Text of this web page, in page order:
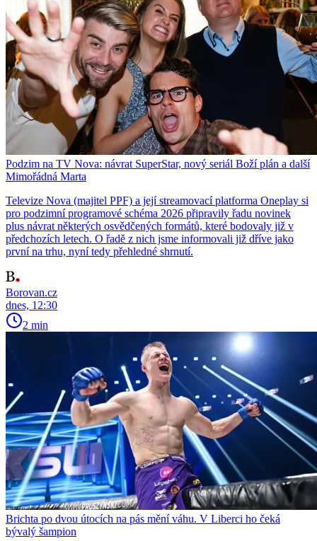
Podzim na TV Nova: návrat SuperStar, nový seriál Boží plán a další
Mimořádná Marta
Televize Nova (majitel PPF) a její streamovací platforma Oneplay si
pro podzimní programové schéma 2026 připravily řadu novinek
plus návrat některých osvědčených formátů, které bodovaly již v
předchozích letech. O řadě z nich jsme informovali již dříve jako
první na trhu, nyní tedy přehledné shrnutí.
Borovan.cz
dnes, 12:30
2 min
Brichta po dvou útocích na pás mění váhu. V Liberci ho čeká
bývalý šampion